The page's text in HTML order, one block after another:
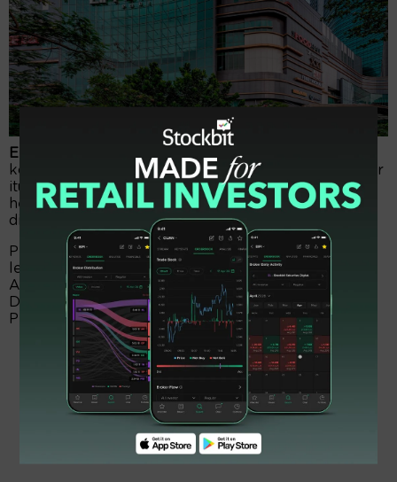
EmitenNews.com -
Phua Meng Kuan menambah
koleksi saham Lippo Karawaci (LPKR). Sang direktur
itu, menjala saham perseroan sebanyak 1.860.000
helai alias 1,86 juta lembar. Transaksi telah
dituntaskan pada 24 Agustus 2023.
Pelaksanaan transaksi terjadi pada harga Rp99 per
lembar. Dengan skema harga tersebut, warga
Australia itu merogoh dana sekitar Rp184,14 juta.
Dengan penuntasan transaksi itu, timbuan saham
Phua Meng merangsek naik.